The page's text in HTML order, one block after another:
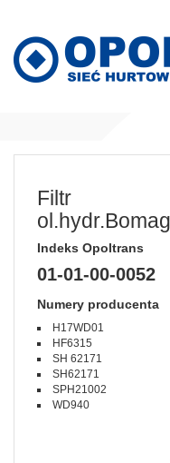
Filtr
Indeks Opoltrans
01-01-00-0052
Numery producenta
H17WD01
HF6315
SH 62171
SH62171
SPH21002
WD940